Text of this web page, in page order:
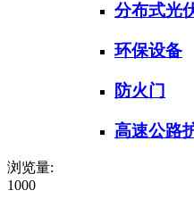
分布式光
环保设备
防火门
高速公路
浏览量:
1000